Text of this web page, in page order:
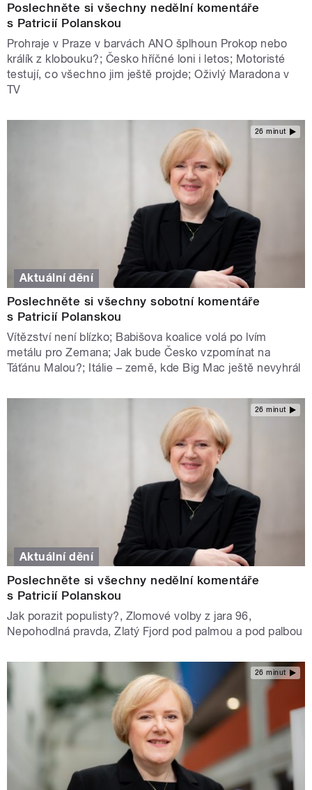
Poslechněte si všechny nedělní komentáře
s Patricií Polanskou
Prohraje v Praze v barvách ANO šplhoun Prokop nebo
králík z klobouku?; Česko hříčné loni i letos; Motoristé
testují, co všechno jim ještě projde; Oživlý Maradona v
TV
26 minut
Aktuální dění
Poslechněte si všechny sobotní komentáře
s Patricií Polanskou
Vítězství není blízko; Babišova koalice volá po lvím
metálu pro Zemana; Jak bude Česko vzpomínat na
Táťánu Malou?; Itálie – země, kde Big Mac ještě nevyhrál
26 minut
Aktuální dění
Poslechněte si všechny nedělní komentáře
s Patricií Polanskou
Jak porazit populisty?, Zlomové volby z jara 96,
Nepohodlná pravda, Zlatý Fjord pod palmou a pod palbou
26 minut